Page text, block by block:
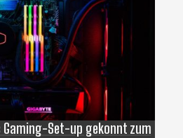
Gaming-Set-up gekonnt zum